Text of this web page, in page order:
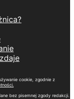
cookie, zgodnie z
bez pisemnej zgody redakcji.